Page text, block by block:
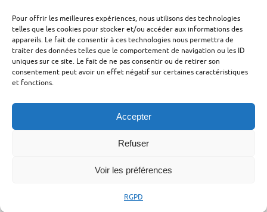
Pour offrir les meilleures expériences, nous utilisons des technologies
telles que les cookies pour stocker et/ou accéder aux informations des
appareils. Le fait de consentir à ces technologies nous permettra de
traiter des données telles que le comportement de navigation ou les ID
uniques sur ce site. Le fait de ne pas consentir ou de retirer son
consentement peut avoir un effet négatif sur certaines caractéristiques
et fonctions.
Accepter
Refuser
Voir les préférences
RGPD
concevoir le…
Lire la suite …
Nicolas 4 novembre 2018 Robotique 0
(c) 2024 - Nicolas Peltier
Fièrement propulsé par